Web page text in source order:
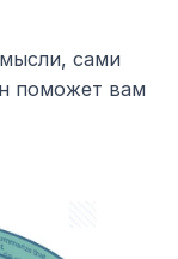
сами
поможет вам